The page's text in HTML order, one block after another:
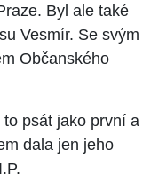
Byl ale také
Vesmír. Se svým
Občanského
psát jako první a
dala jen jeho